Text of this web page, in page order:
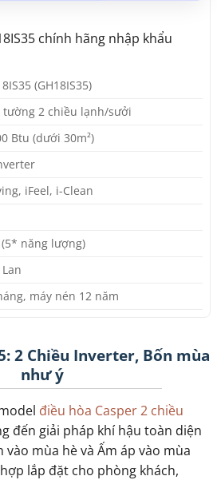
chính hãng nhập khẩu
(GH18IS35)
tường 2 chiều lạnh/sưởi
Btu (dưới 30m²)
iFeel, i-Clean
(5* năng lượng)
máy nén 12 năm
2 Chiều Inverter, Bốn mùa
như ý
điều hòa Casper 2 chiều
đến giải pháp khí hậu toàn diện
mùa hè và Ấm áp vào mùa
lắp đặt cho phòng khách,